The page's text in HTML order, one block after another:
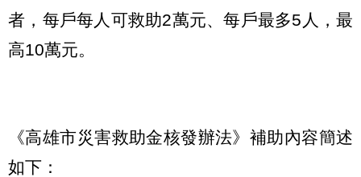
者，每戶每人可救助2萬元、每戶最多5人，最
高10萬元。
《高雄市災害救助金核發辦法》補助內容簡述
如下：